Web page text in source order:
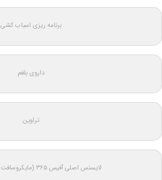
برنامه ریزی اسباب کشی
داروی بلغم
تراوین
لایسنس اصلی آفیس ۳۶۵ (مایکروسافت ۳۶۵) اورجینال